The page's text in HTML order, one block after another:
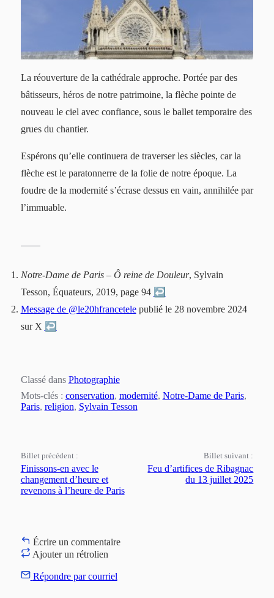
La réouverture de la cathédrale approche. Portée par des
bâtisseurs, héros de notre patrimoine, la flèche pointe de
nouveau le ciel avec confiance, sous le ballet temporaire des
grues du chantier.
Espérons qu’elle continuera de traverser les siècles, car la
flèche est le paratonnerre de la folie de notre époque. La
foudre de la modernité s’écrase dessus en vain, annihilée par
l’immuable.
Notre-Dame de Paris – Ô reine de Douleur, Sylvain
Tesson, Équateurs, 2019, page 94 ↩︎
Message de @le20hfrancetelepublié le 28 novembre 2024
sur X ↩︎
Classé dans Photographie
Mots-clés : conservation, modernité, Notre-Dame de Paris,
Paris, religion, Sylvain Tesson
Billet précédent :
Finissons-en avec le
changement d’heure et
revenons à l’heure de Paris
Billet suivant :
Feu d’artifices de Ribagnac
du 13 juillet 2025
Écrire un commentaire
Ajouter un rétrolien
Répondre par courriel